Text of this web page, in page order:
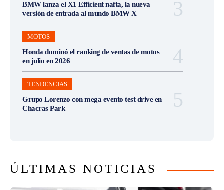
BMW lanza el X1 Efficient nafta, la nueva
versión de entrada al mundo BMW X
MOTOS
Honda dominó el ranking de ventas de motos
en julio en 2026
TENDENCIAS
Grupo Lorenzo con mega evento test drive en
Chacras Park
ÚLTIMAS NOTICIAS